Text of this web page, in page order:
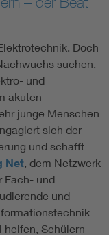
Doch
suchen,
und
akuten
junge Menschen
sich der
und schafft
Net, dem Netzwerk
Fach- und
und
helfen, Schülern